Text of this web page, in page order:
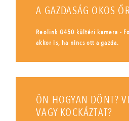
A GAZDASÁG OKOS
Reolink G450 kültéri kamera -
akkor is, ha nincs ott a gazda.
ÖN HOGYAN DÖNT?
VAGY KOCKÁZTAT?